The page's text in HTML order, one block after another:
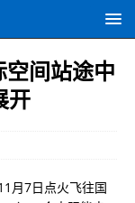
空间站途中
开
月7日点火飞往国